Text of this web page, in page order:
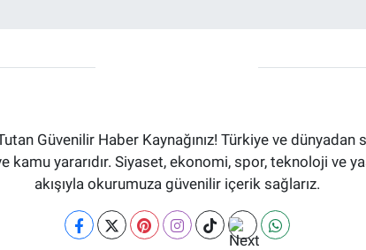
Güvenilir Haber Kaynağınız! Türkiye ve
kamu yararıdır. Siyaset, ekonomi, spor, teknoloji ve
akışıyla okurumuza güvenilir içerik sağlarız.